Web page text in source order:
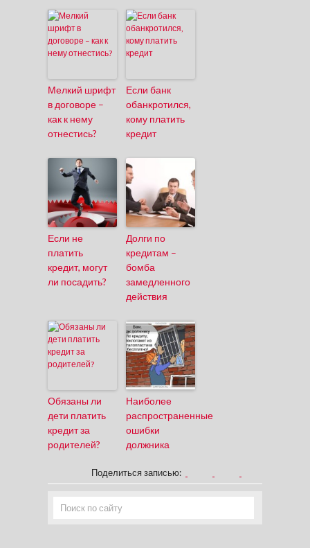
Мелкий шрифт
в договоре –
как к нему
отнестись?
Если банк
обанкротился,
кому платить
кредит
Если не
платить
кредит, могут
ли посадить?
Долги по
кредитам –
бомба
замедленного
действия
Обязаны ли
дети платить
кредит за
родителей?
Наиболее
распространенные
ошибки
должника
Поделиться записью: